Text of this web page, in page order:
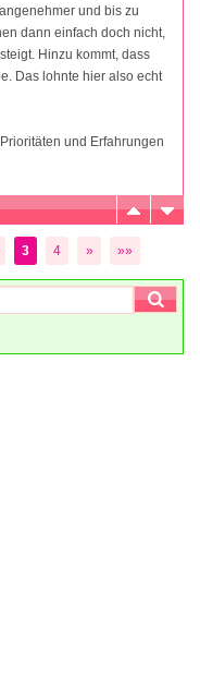
und bis zu
dann einfach doch nicht,
Hinzu kommt, dass
Das lohnte hier also echt
und Erfahrungen
3 4 » »»